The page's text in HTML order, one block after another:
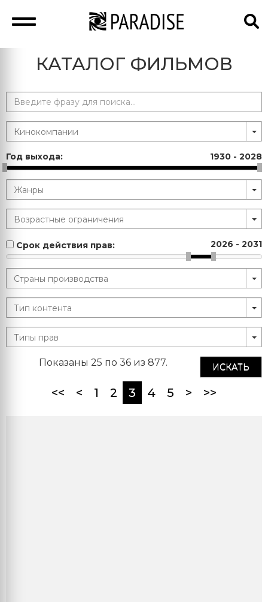
КАТАЛОГ ФИЛЬМОВ
Год выхода: 1930 - 2028
Срок действия прав: 2026 - 2031
ИСКАТЬ
Показаны 25 по 36 из 877.
<< < 1 2 3 (current)
4 5 > >>